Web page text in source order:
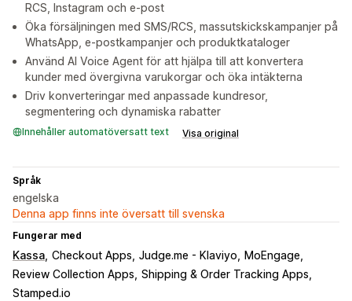
RCS, Instagram och e-post
Öka försäljningen med SMS/RCS, massutskickskampanjer på
WhatsApp, e-postkampanjer och produktkataloger
Använd AI Voice Agent för att hjälpa till att konvertera
kunder med övergivna varukorgar och öka intäkterna
Driv konverteringar med anpassade kundresor,
segmentering och dynamiska rabatter
Innehåller automatöversatt text Visa original
Språk
engelska
Denna app finns inte översatt till svenska
Fungerar med
Kassa Checkout Apps Judge.me - Klaviyo
MoEngage
Review Collection Apps Shipping & Order Tracking Apps
Stamped.io